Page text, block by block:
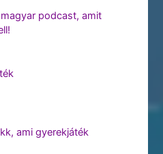
podcast, amit
ami gyerekjáték